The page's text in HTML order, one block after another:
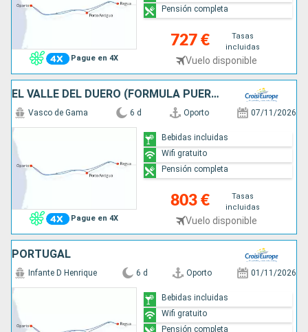
Pague en 4X
727 €
Tasas
incluidas
Vuelo disponible
Pensión completa
EL VALLE DEL DUERO (FORMULA PUERTO-PUERTO)
Pague en 4X
Vasco de Gama 6 d Oporto 07/11/2026
803 €
Tasas
incluidas
Vuelo disponible
Bebidas incluidas
Wifi gratuito
Pensión completa
PORTUGAL
Infante D Henrique 6 d Oporto 01/11/2026
Bebidas incluidas
Wifi gratuito
Pensión completa